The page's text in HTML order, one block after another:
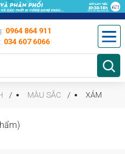
0964 864 911
034 607 6066
MÀU SẮC XÁM